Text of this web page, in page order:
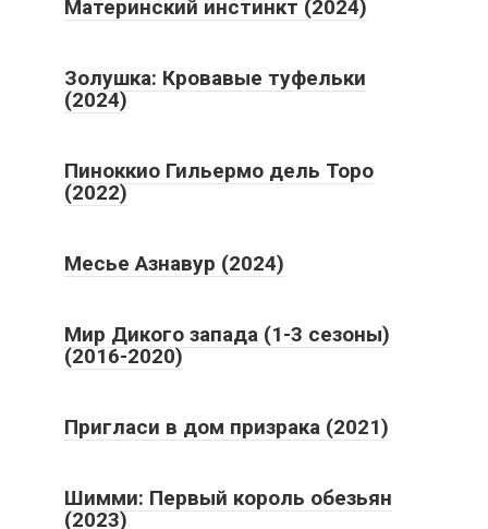
Материнский инстинкт (2024)
Золушка: Кровавые туфельки
(2024)
Пиноккио Гильермо дель Торо
(2022)
Месье Азнавур (2024)
Мир Дикого запада (1-3 сезоны)
(2016-2020)
Пригласи в дом призрака (2021)
Шимми: Первый король обезьян
(2023)